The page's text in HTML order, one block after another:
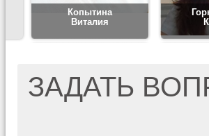
Копытина
Виталия
ЗАДАТЬ